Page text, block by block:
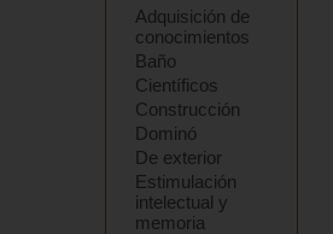
Adquisición de
conocimientos
Baño
Científicos
Construcción
Dominó
De exterior
Estimulación
intelectual y
memoria